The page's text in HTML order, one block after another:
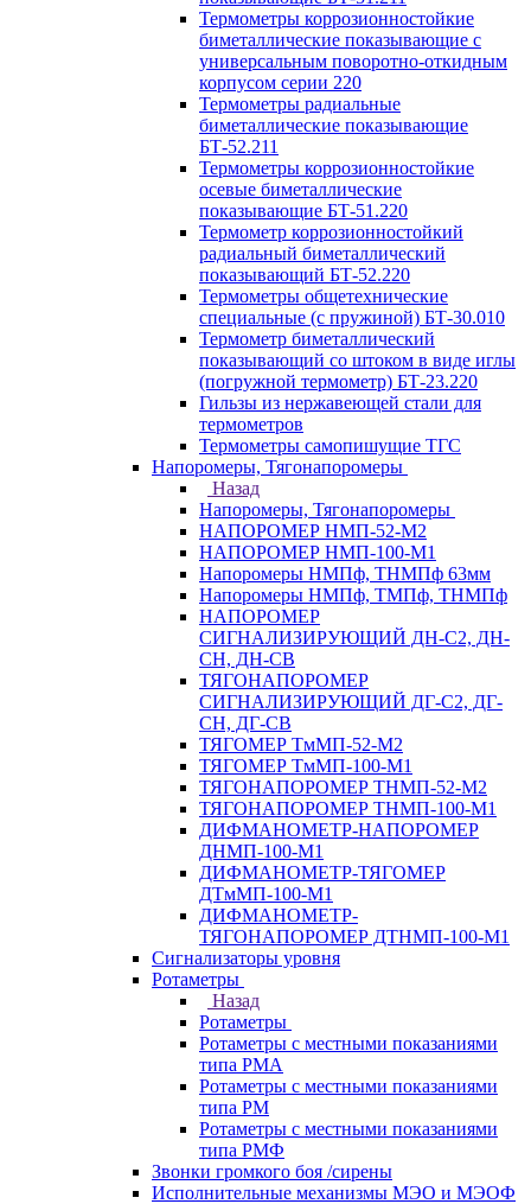
Термометры коррозионностойкие
биметаллические показывающие с
универсальным поворотно-откидным
корпусом серии 220
Термометры радиальные
биметаллические показывающие
БТ-52.211
Термометры коррозионностойкие
осевые биметаллические
показывающие БТ-51.220
Термометр коррозионностойкий
радиальный биметаллический
показывающий БТ-52.220
Термометры общетехнические
специальные (с пружиной) БТ-30.010
Термометр биметаллический
показывающий со штоком в виде иглы
(погружной термометр) БТ-23.220
Гильзы из нержавеющей стали для
термометров
Термометры самопишущие ТГС
Напоромеры, Тягонапоромеры
Назад
Напоромеры, Тягонапоромеры
НАПОРОМЕР НМП-52-М2
НАПОРОМЕР НМП-100-М1
Напоромеры НМПф, ТНМПф 63мм
Напоромеры НМПф, ТМПф, ТНМПф
НАПОРОМЕР
СИГНАЛИЗИРУЮЩИЙ ДН-С2, ДН-
СН, ДН-СВ
ТЯГОНАПОРОМЕР
СИГНАЛИЗИРУЮЩИЙ ДГ-С2, ДГ-
СН, ДГ-СВ
ТЯГОМЕР ТмМП-52-М2
ТЯГОМЕР ТмМП-100-М1
ТЯГОНАПОРОМЕР ТНМП-52-М2
ТЯГОНАПОРОМЕР ТНМП-100-М1
ДИФМАНОМЕТР-НАПОРОМЕР
ДНМП-100-М1
ДИФМАНОМЕТР-ТЯГОМЕР
ДТмМП-100-М1
ДИФМАНОМЕТР-
ТЯГОНАПОРОМЕР ДТНМП-100-М1
Сигнализаторы уровня
Ротаметры
Назад
Ротаметры
Ротаметры с местными показаниями
типа РМА
Ротаметры с местными показаниями
типа РМ
Ротаметры с местными показаниями
типа РМФ
Звонки громкого боя /сирены
Исполнительные механизмы МЭО и МЭОФ